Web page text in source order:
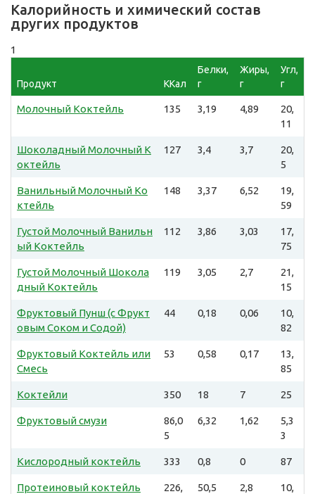
Калорийность и химический состав
других продуктов
1
Продукт ККал
Белки,
г
Жиры,
г
Угл,
г
Молочный Коктейль 135 3,19 4,89
20,
11
Шоколадный Молочный К
октейль
127 3,4 3,7
20,
5
Ванильный Молочный Ко
ктейль
148 3,37 6,52
19,
59
Густой Молочный Ванильн
ый Коктейль
112 3,86 3,03
17,
75
Густой Молочный Шокола
дный Коктейль
119 3,05 2,7
21,
15
Фруктовый Пунш (с Фрукт
овым Соком и Содой)
44 0,18 0,06
10,
82
Фруктовый Коктейль или
Смесь
53 0,58 0,17
13,
85
Коктейли 350 18 7 25
Фруктовый смузи
86,0
5
6,32 1,62
5,3
3
Кислородный коктейль 333 0,8 0 87
Протеиновый коктейль
226,
50,5 2,8
10,